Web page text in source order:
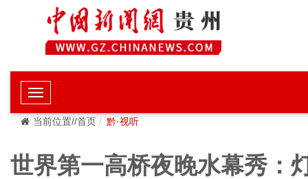
当前位置//首页 黔·视听
世界第一高桥夜晚水幕秀：